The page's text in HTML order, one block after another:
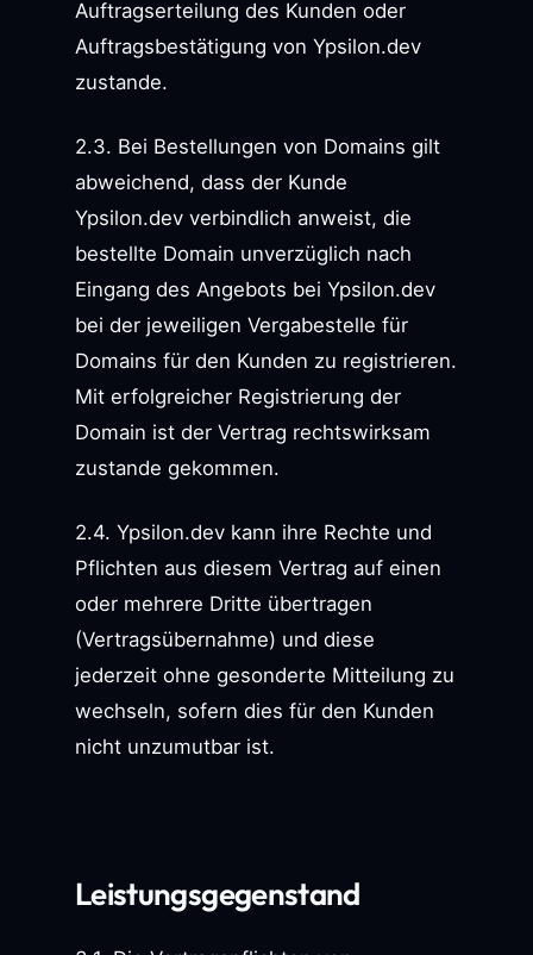
Auftragserteilung des Kunden oder
Auftragsbestätigung von Ypsilon.dev
zustande.
2.3. Bei Bestellungen von Domains gilt
abweichend, dass der Kunde
Ypsilon.dev verbindlich anweist, die
bestellte Domain unverzüglich nach
Eingang des Angebots bei Ypsilon.dev
bei der jeweiligen Vergabestelle für
Domains für den Kunden zu registrieren.
Mit erfolgreicher Registrierung der
Domain ist der Vertrag rechtswirksam
zustande gekommen.
2.4. Ypsilon.dev kann ihre Rechte und
Pflichten aus diesem Vertrag auf einen
oder mehrere Dritte übertragen
(Vertragsübernahme) und diese
jederzeit ohne gesonderte Mitteilung zu
wechseln, sofern dies für den Kunden
nicht unzumutbar ist.
Leistungsgegenstand